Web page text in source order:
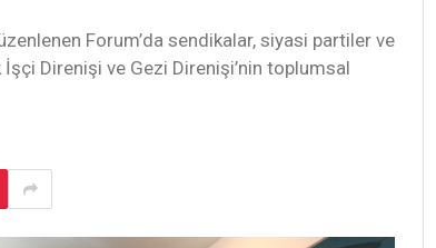
Forum’da sendikalar, siyasi partiler ve
Direnişi ve Gezi Direnişi’nin toplumsal